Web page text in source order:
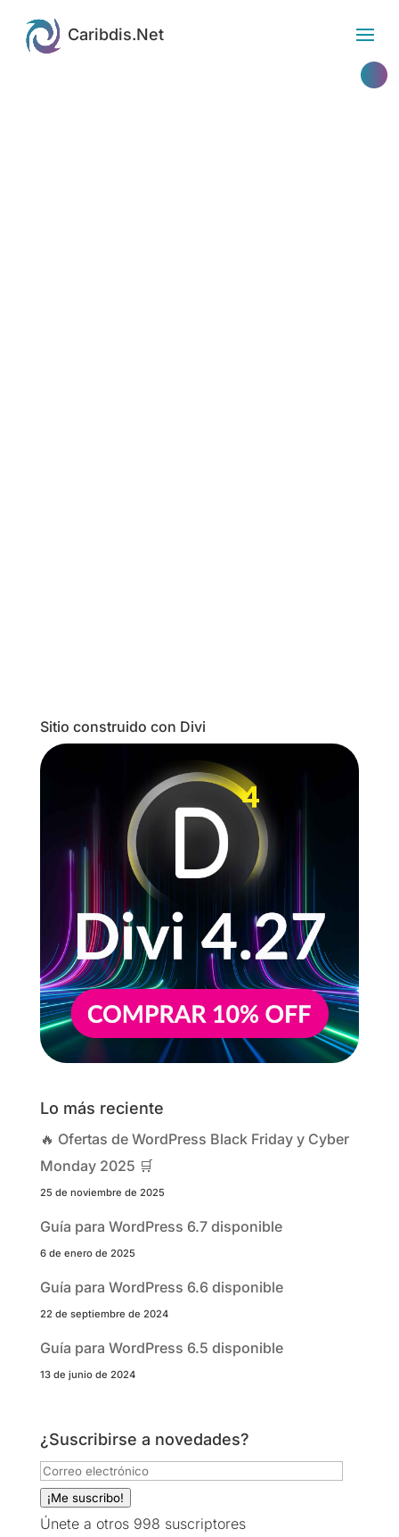
Sitio construido con Divi
Lo más reciente
🔥 Ofertas de WordPress Black Friday y Cyber
Monday 2025 🛒
25 de noviembre de 2025
Guía para WordPress 6.7 disponible
6 de enero de 2025
Guía para WordPress 6.6 disponible
22 de septiembre de 2024
Guía para WordPress 6.5 disponible
13 de junio de 2024
¿Suscribirse a novedades?
Correo
electrónico
¡Me suscribo!
Únete a otros 998 suscriptores